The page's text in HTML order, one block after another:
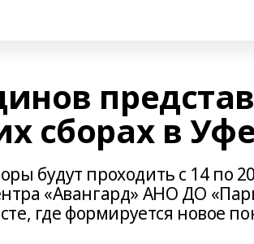
сборах в Уфе
будут проходить с 14 по
«Авангард» АНО ДО
где формируется новое